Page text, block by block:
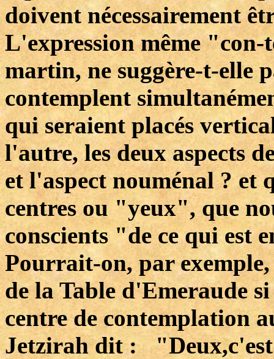
doivent nécessairement
L'expression même
martin, ne suggère-t-elle
contemplent
qui seraient placés
l'autre, les deux aspects
et l'aspect nouménal ? et
centres ou "yeux", que
conscients "de ce qui est
Pourrait-on, par
de la Table d'Emeraude
centre de contemplation
Jetzirah dit :